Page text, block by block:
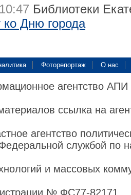
Библиотеки
Дню города
Фоторепортаж О нас
агентство
ссылка на
агентство
службой по
и массовых
№ ФС77-82171